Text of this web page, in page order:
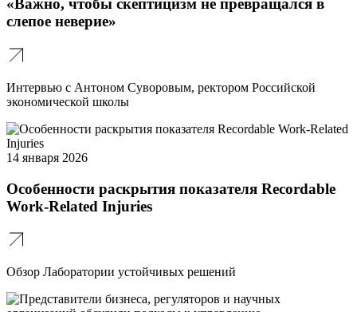
«Важно, чтобы скептицизм не превращался в
слепое неверие»
Интервью с Антоном Суворовым, ректором Российской
экономической школы
14 января 2026
Особенности раскрытия показателя Recordable
Work-Related Injuries
Обзор Лаборатории устойчивых решений